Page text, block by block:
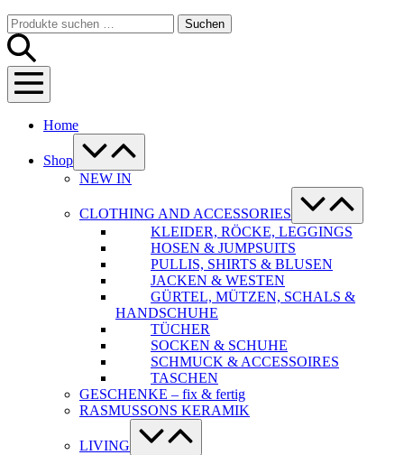
Suche-
Schalter
Suchen
nach:
Suchen
Menü-
Schalter
Home
Shop
Menü-
Schalter
NEW IN
CLOTHING AND ACCESSORIES
Menü-
Schalter
KLEIDER, RÖCKE, LEGGINGS
HOSEN & JUMPSUITS
PULLIS, SHIRTS & BLUSEN
JACKEN & WESTEN
GÜRTEL, MÜTZEN, SCHALS &
HANDSCHUHE
TÜCHER
SOCKEN & SCHUHE
SCHMUCK & ACCESSOIRES
TASCHEN
GESCHENKE – fix & fertig
RASMUSSONS KERAMIK
LIVING
Menü-
Schalter